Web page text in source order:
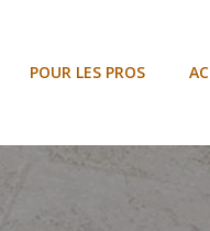
POUR LES PROS